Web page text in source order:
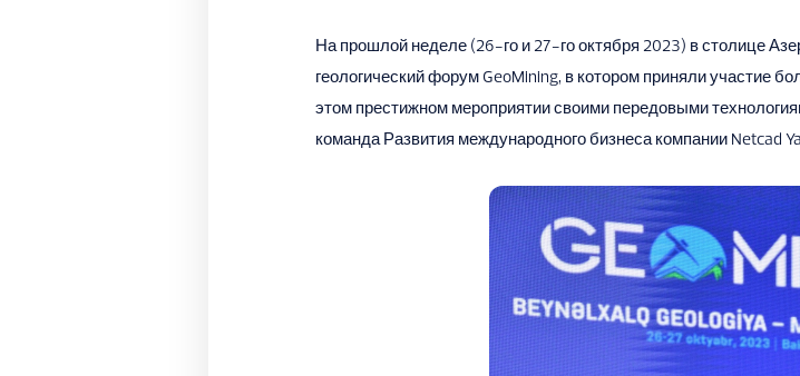
На прошлой неделе (26-го и 27-го октября 2023) в столице
геологический форум GeoMining, в котором приняли участие
этом престижном мероприятии своими передовыми
команда Развития международного бизнеса компании Netcad